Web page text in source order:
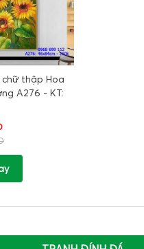
thập Hoa
A276 - KT: